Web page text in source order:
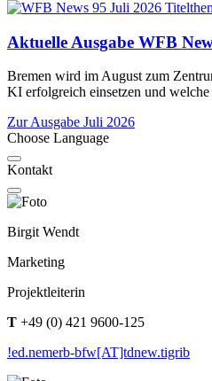
Aktuelle Ausgabe WFB
Bremen wird im August zum
KI erfolgreich einsetzen und
Zur Ausgabe Juli 2026
Choose Language
Kontakt
Birgit Wendt
Marketing
Projektleiterin
T +49 (0) 421 9600-125
!ed.nemerb-bfw[AT]tdnew.tigrib